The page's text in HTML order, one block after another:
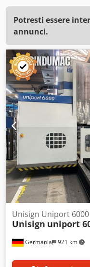
Potresti essere
annunci.
Germania 921 km
Unisign Uniport 6000
Unisign uniport